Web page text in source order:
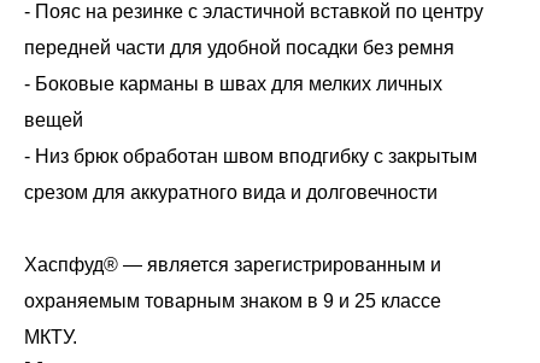
- Пояс на резинке с эластичной вставкой по центру
передней части для удобной посадки без ремня
- Боковые карманы в швах для мелких личных
вещей
- Низ брюк обработан швом вподгибку с закрытым
срезом для аккуратного вида и долговечности
Хаспфуд® — является зарегистрированным и
охраняемым товарным знаком в 9 и 25 классе